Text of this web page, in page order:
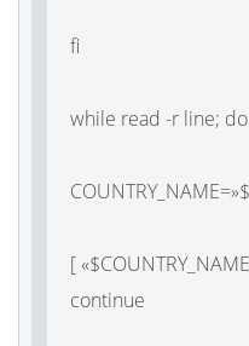
fi
while read -r line; do
[
continue